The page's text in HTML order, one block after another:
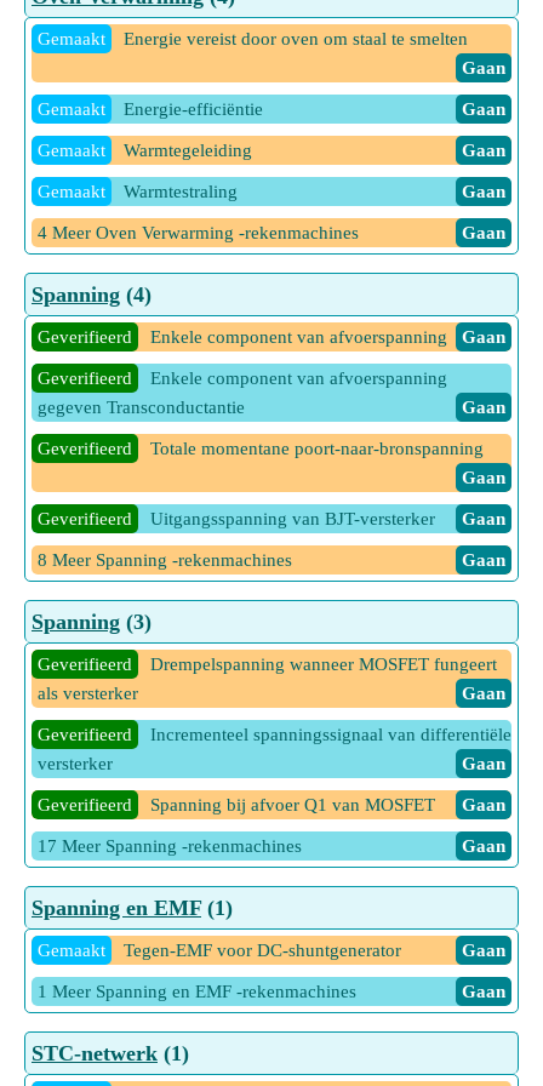
7 Meer Operationele factoren van elektriciteitscentrales -
Gaan
Gemaakt
Energie vereist door oven om staal te smelten
Gaan
Gemaakt Energie-efficiëntie Gaan
Gemaakt Warmtegeleiding Gaan
Gemaakt Warmtestraling Gaan
4 Meer Oven Verwarming -rekenmachines Gaan
Spanning (4)
Geverifieerd Enkele component van afvoerspanning Gaan
Geverifieerd
Enkele component van afvoerspanning
gegeven Transconductantie
Gaan
Geverifieerd
Totale momentane poort-naar-bronspanning
Gaan
Geverifieerd Uitgangsspanning van BJT-versterker Gaan
8 Meer Spanning -rekenmachines Gaan
Spanning (3)
Geverifieerd
Drempelspanning wanneer MOSFET fungeert
als versterker
Gaan
Geverifieerd
Incrementeel spanningssignaal van differentiële
versterker
Gaan
Geverifieerd Spanning bij afvoer Q1 van MOSFET Gaan
17 Meer Spanning -rekenmachines Gaan
Spanning en EMF(1)
Gemaakt Tegen-EMF voor DC-shuntgenerator Gaan
1 Meer Spanning en EMF -rekenmachines Gaan
STC-netwerk (1)